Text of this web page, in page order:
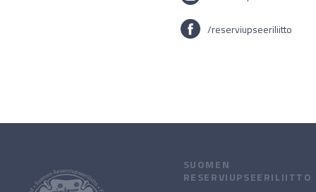
/reserviupseeriliitto
SUOMEN
RESERVIUPSEERILIITTO